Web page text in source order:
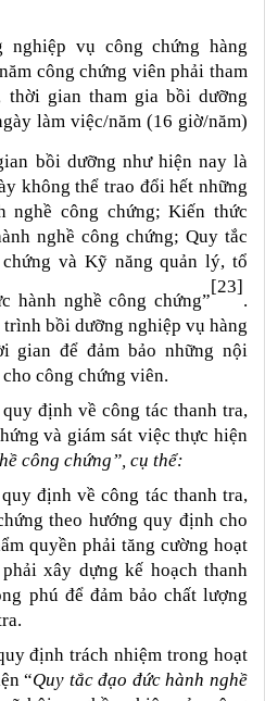
vụ công chứng hàng
công chứng viên phải tham
thời gian tham gia bồi dưỡng
làm việc/năm (16 giờ/năm)
bồi dưỡng như hiện nay là
không thể trao đổi hết những
nghề công chứng; Kiến thức
nghề công chứng; Quy tắc
và Kỹnăng quản lý, tổ
hành nghề công chứng”
[23]
.
bồi dưỡng nghiệp vụ hàng
gian để đảm bảo những nội
công chứng viên.
định về công tác thanh tra,
và giám sát việc thực hiện
công chứng”, cụ thể:
định về công tác thanh tra,
theo hướng quy định cho
quyền phải tăng cường hoạt
xây dựng kế hoạch thanh
phú để đảm bảo chất lượng
định trách nhiệm trong hoạt
“Quy tắc đạo đức hành nghề